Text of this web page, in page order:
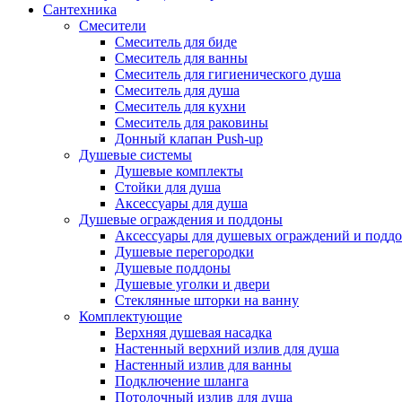
Сантехника
Смесители
Смеситель для биде
Смеситель для ванны
Смеситель для гигиенического душа
Смеситель для душа
Смеситель для кухни
Смеситель для раковины
Донный клапан Push-up
Душевые системы
Душевые комплекты
Стойки для душа
Аксессуары для душа
Душевые ограждения и поддоны
Аксессуары для душевых ограждений и
Душевые перегородки
Душевые поддоны
Душевые уголки и двери
Стеклянные шторки на ванну
Комплектующие
Верхняя душевая насадка
Настенный верхний излив для душа
Настенный излив для ванны
Подключение шланга
Потолочный излив для душа